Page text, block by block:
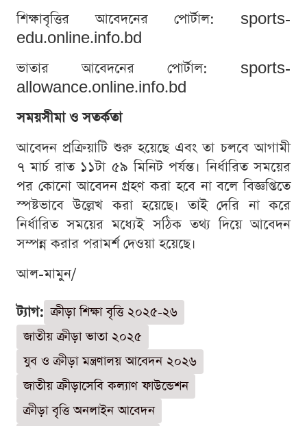
শিক্ষাবৃত্তির আবেদনের পোর্টাল: sports-
edu.online.info.bd
ভাতার আবেদনের পোর্টাল: sports-
allowance.online.info.bd
সময়সীমা ও সতর্কতা
আবেদন প্রক্রিয়াটি শুরু হয়েছে এবং তা চলবে আগামী
৭ মার্চ রাত ১১টা ৫৯ মিনিট পর্যন্ত। নির্ধারিত সময়ের
পর কোনো আবেদন গ্রহণ করা হবে না বলে বিজ্ঞপ্তিতে
স্পষ্টভাবে উল্লেখ করা হয়েছে। তাই দেরি না করে
নির্ধারিত সময়ের মধ্যেই সঠিক তথ্য দিয়ে আবেদন
সম্পন্ন করার পরামর্শ দেওয়া হয়েছে।
আল-মামুন/
ট্যাগ: ক্রীড়া শিক্ষা বৃত্তি ২০২৫-২৬
জাতীয় ক্রীড়া ভাতা ২০২৫
যুব ও ক্রীড়া মন্ত্রণালয় আবেদন ২০২৬
জাতীয় ক্রীড়াসেবি কল্যাণ ফাউন্ডেশন
ক্রীড়া বৃত্তি অনলাইন আবেদন